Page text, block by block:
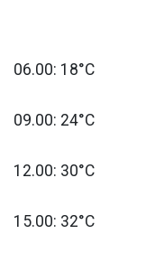
06.00: 18°C
09.00: 24°C
12.00: 30°C
15.00: 32°C